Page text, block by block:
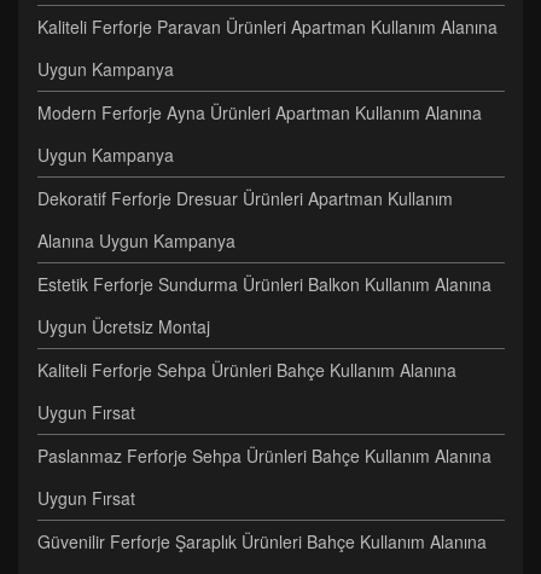
Kaliteli Ferforje Paravan Ürünleri Apartman Kullanım Alanına
Uygun Kampanya
Modern Ferforje Ayna Ürünleri Apartman Kullanım Alanına
Uygun Kampanya
Dekoratif Ferforje Dresuar Ürünleri Apartman Kullanım
Alanına Uygun Kampanya
Estetik Ferforje Sundurma Ürünleri Balkon Kullanım Alanına
Uygun Ücretsiz Montaj
Kaliteli Ferforje Sehpa Ürünleri Bahçe Kullanım Alanına
Uygun Fırsat
Paslanmaz Ferforje Sehpa Ürünleri Bahçe Kullanım Alanına
Uygun Fırsat
Güvenilir Ferforje Şaraplık Ürünleri Bahçe Kullanım Alanına